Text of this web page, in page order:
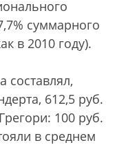
суммарного
в 2010 году).
составлял,
612,5 руб.
100 руб.
в среднем